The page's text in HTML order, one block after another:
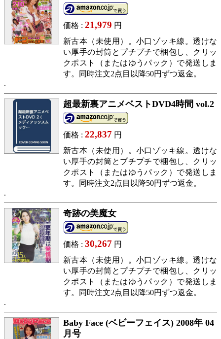
価格 : 21,979 円
新古本（未使用）。小口ゾッキ線。透けな
い厚手の封筒とプチプチで梱包し、クリッ
クポスト（またはゆうパック）で発送しま
す。同時注文2点目以降50円ずつ返金。
超最新裏アニメベストDVD4時間 vol.2
価格 : 22,837 円
新古本（未使用）。小口ゾッキ線。透けな
い厚手の封筒とプチプチで梱包し、クリッ
クポスト（またはゆうパック）で発送しま
す。同時注文2点目以降50円ずつ返金。
奇跡の美魔女
価格 : 30,267 円
新古本（未使用）。小口ゾッキ線。透けな
い厚手の封筒とプチプチで梱包し、クリッ
クポスト（またはゆうパック）で発送しま
す。同時注文2点目以降50円ずつ返金。
Baby Face (ベビーフェイス) 2008年 04
月号